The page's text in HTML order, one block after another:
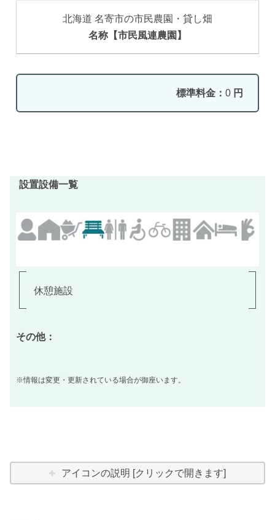
北海道 名寄市の市民農園・貸し畑
名称【市民風連農園】
標準料金： 0 円
設置設備一覧
休憩施設
その他：
※情報は変更・更新されている場合が御座います。
アイコンの説明 [クリックで開きます]